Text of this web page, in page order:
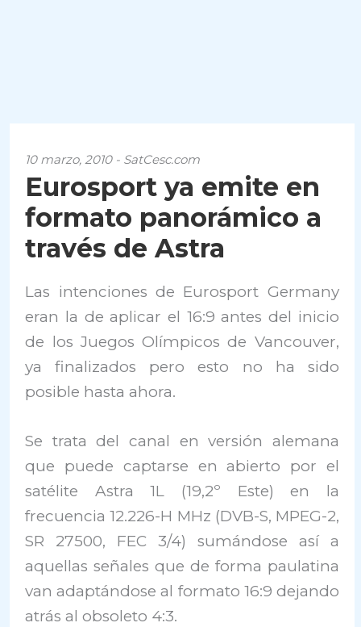
10 marzo, 2010 - SatCesc.com
Eurosport ya emite en
formato panorámico a
través de Astra
Las intenciones de Eurosport Germany
eran la de aplicar el 16:9 antes del inicio
de los Juegos Olímpicos de Vancouver,
ya finalizados pero esto no ha sido
posible hasta ahora.
Se trata del canal en versión alemana
que puede captarse en abierto por el
satélite Astra 1L (19,2º Este) en la
frecuencia 12.226-H MHz (DVB-S, MPEG-2,
SR 27500, FEC 3/4) sumándose así a
aquellas señales que de forma paulatina
van adaptándose al formato 16:9 dejando
atrás al obsoleto 4:3.